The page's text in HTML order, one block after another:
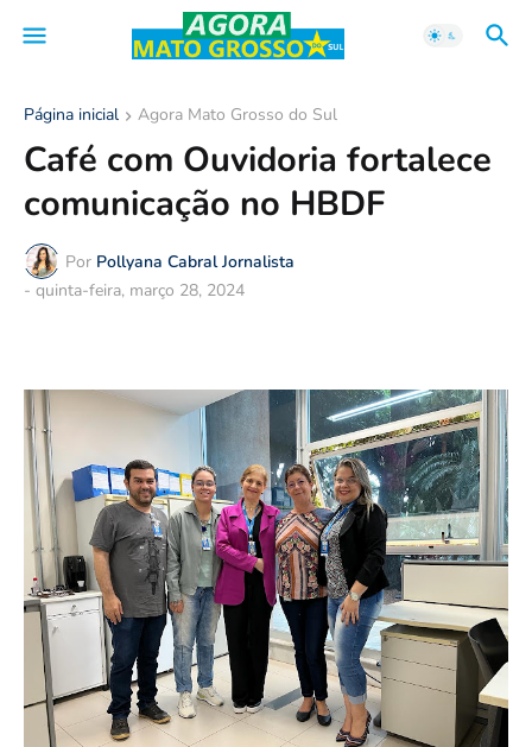
Página inicial Agora Mato Grosso do Sul
Café com Ouvidoria fortalece
comunicação no HBDF
Por Pollyana Cabral Jornalista
- quinta-feira, março 28, 2024